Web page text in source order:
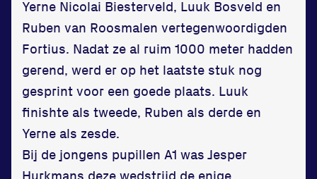
Yerne Nicolai Biesterveld, Luuk Bosveld en
Ruben van Roosmalen vertegenwoordigden
Fortius. Nadat ze al ruim 1000 meter hadden
gerend, werd er op het laatste stuk nog
gesprint voor een goede plaats. Luuk
finishte als tweede, Ruben als derde en
Yerne als zesde.
Bij de jongens pupillen A1 was Jesper
Hurkmans deze wedstrijd de enige